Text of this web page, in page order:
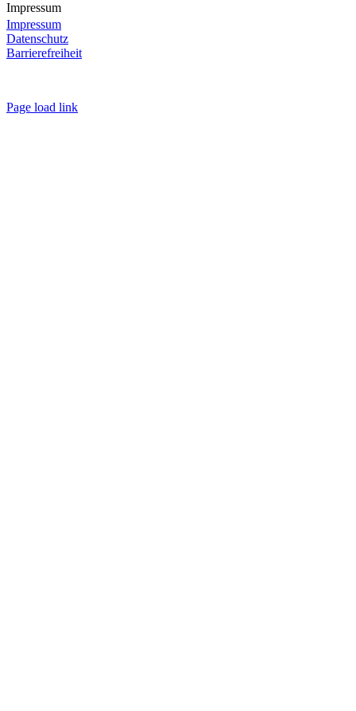
Impressum
Impressum
Datenschutz
Barrierefreiheit
Page load link